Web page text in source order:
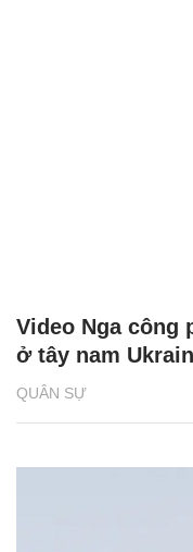
QUÂN SỰ
Video Nga công
ở tây nam